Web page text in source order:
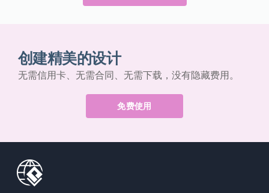
创建精美的设计
无需信用卡、无需合同、无需下载，没有隐藏费用。
免费使用